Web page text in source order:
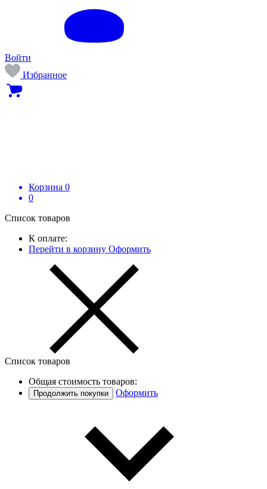
Войти
Избранное
Корзина 0
0
Список товаров
К оплате:
Перейти в корзину Оформить
Список товаров
Общая стоимость товаров:
Продолжить покупки Оформить